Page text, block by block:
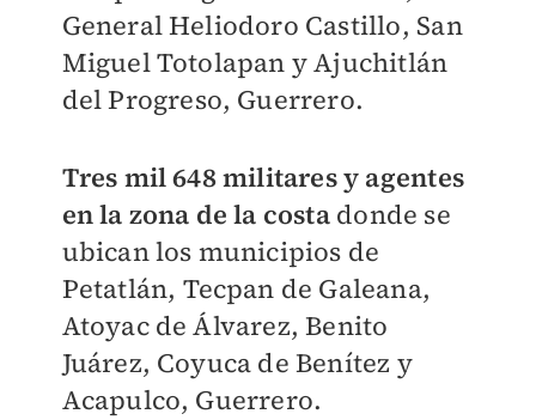
General Heliodoro Castillo, San
Miguel Totolapan y Ajuchitlán
del Progreso, Guerrero.
Tres mil 648 militares y agentes
en la zona de la costadonde se
ubican los municipios de
Petatlán, Tecpan de Galeana,
Atoyac de Álvarez, Benito
Juárez, Coyuca de Benítez y
Acapulco, Guerrero.